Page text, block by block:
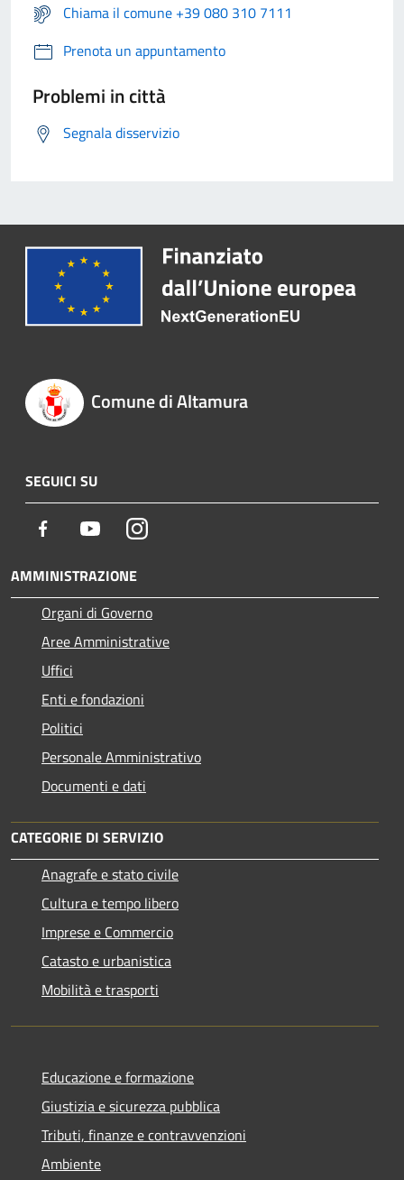
Chiama il comune +39 080 310 7111
Prenota un appuntamento
Problemi in città
Segnala disservizio
Comune di Altamura
SEGUICI SU
Facebook YoutubeInstagram
AMMINISTRAZIONE
Organi di Governo
Aree Amministrative
Uffici
Enti e fondazioni
Politici
Personale Amministrativo
Documenti e dati
CATEGORIE DI SERVIZIO
Anagrafe e stato civile
Cultura e tempo libero
Imprese e Commercio
Catasto e urbanistica
Mobilità e trasporti
Educazione e formazione
Giustizia e sicurezza pubblica
Tributi, finanze e contravvenzioni
Ambiente